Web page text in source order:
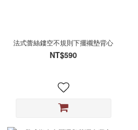
法式蕾絲鏤空不規則下擺襯墊背心
NT$590